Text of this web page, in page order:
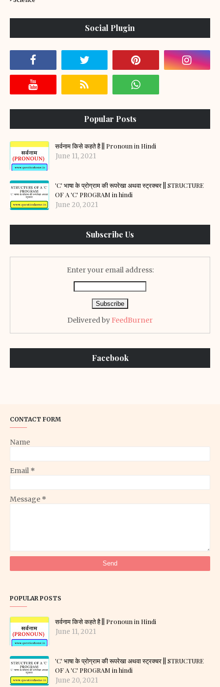
Social Plugin
Popular Posts
सर्वनाम किसे कहते है || Pronoun in Hindi
June 11, 2021
'C' भाषा के प्रोग्राम की रूपरेखा अथवा स्ट्रक्चर || STRUCTURE
OF A 'C' PROGRAM in hindi
June 20, 2021
Subscribe Us
Enter your email address:
Delivered by FeedBurner
Facebook
CONTACT FORM
Name
Email *
Message *
POPULAR POSTS
सर्वनाम किसे कहते है || Pronoun in Hindi
June 11, 2021
'C' भाषा के प्रोग्राम की रूपरेखा अथवा स्ट्रक्चर || STRUCTURE
OF A 'C' PROGRAM in hindi
June 20, 2021